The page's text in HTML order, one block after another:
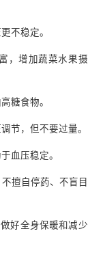
不稳定。
，增加蔬菜水果摄
糖食物。
节，但不要过量。
血压稳定。
擅自停药、不盲目
好全身保暖和减少